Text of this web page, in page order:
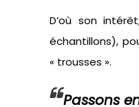
D’où son
échantillons),
« trousses ».
Passons